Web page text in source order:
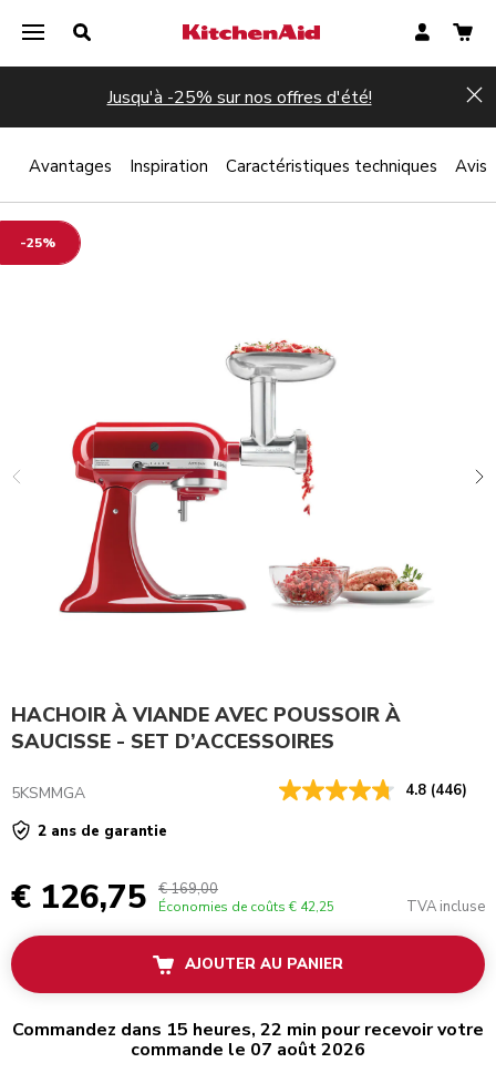
Jusqu'à -25% sur nos offres d'été!
-25%
HACHOIR À VIANDE AVEC POUSSOIR À
SAUCISSE - SET D’ACCESSOIRES
5KSMMGA 4.8 (446)
2 ans de garantie
€ 126,75 € 169,00
Économies de coûts € 42,25 TVA incluse
AJOUTER AU PANIER
Commandez dans 15 heures, 22 min pour recevoir votre
commande le 07 août 2026
Avantages Inspiration Caractéristiques techniques Avis